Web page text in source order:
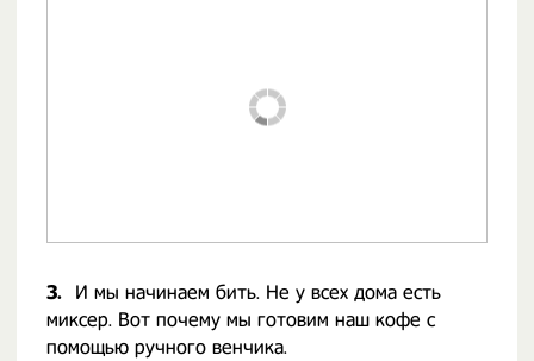
3.
И мы начинаем бить. Не у всех дома есть
миксер. Вот почему мы готовим наш кофе с
помощью ручного венчика.